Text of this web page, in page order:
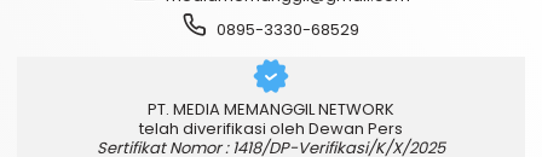
0895-3330-68529
PT. MEDIA MEMANGGIL NETWORK
telah diverifikasi oleh Dewan Pers
Sertifikat Nomor : 1418/DP-Verifikasi/K/X/2025